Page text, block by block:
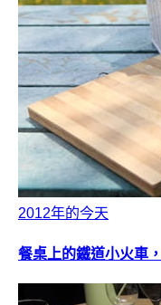
2012年的今天
餐桌上的鐵道小火車